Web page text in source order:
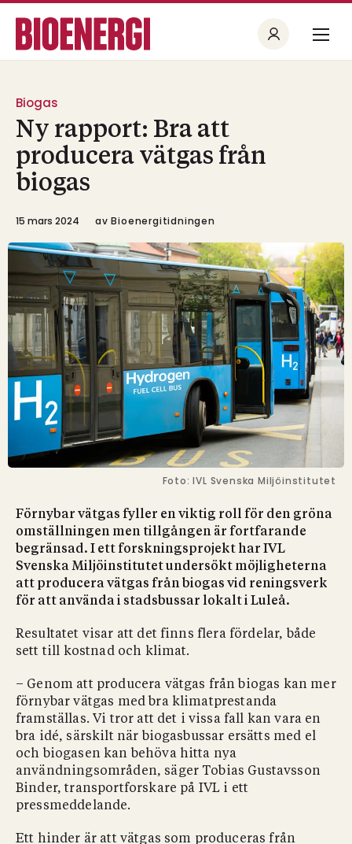
Biogas
Ny rapport: Bra att
producera vätgas från
biogas
15 mars 2024 av Bioenergitidningen
Foto: IVL Svenska Miljöinstitutet
Förnybar vätgas fyller en viktig roll för den gröna
omställningen men tillgången är fortfarande
begränsad. I ett forskningsprojekt har IVL
Svenska Miljöinstitutet undersökt möjligheterna
att producera vätgas från biogas vid reningsverk
för att använda i stadsbussar lokalt i Luleå.
Resultatet visar att det finns flera fördelar, både
sett till kostnad och klimat.
– Genom att producera vätgas från biogas kan mer
förnybar vätgas med bra klimatprestanda
framställas. Vi tror att det i vissa fall kan vara en
bra idé, särskilt när biogasbussar ersätts med el
och biogasen kan behöva hitta nya
användningsområden, säger Tobias Gustavsson
Binder, transportforskare på IVL i ett
pressmeddelande.
Ett hinder är att vätgas som produceras från